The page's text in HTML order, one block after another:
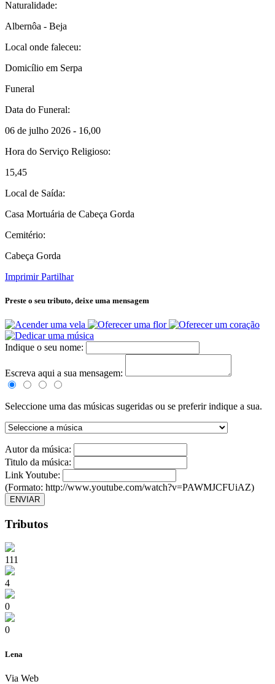
Naturalidade:
Albernôa - Beja
Local onde faleceu:
Domicílio em Serpa
Funeral
Data do Funeral:
06 de julho 2026 - 16,00
Hora do Serviço Religioso:
15,45
Local de Saída:
Casa Mortuária de Cabeça Gorda
Cemitério:
Cabeça Gorda
Imprimir Partilhar
Preste o seu tributo, deixe uma mensagem
Indique o seu nome:
Escreva aqui a sua mensagem:
Seleccione uma das músicas sugeridas ou se preferir indique a sua.
Autor da música:
Titulo da música:
Link Youtube:
(Formato: http://www.youtube.com/watch?v=PAWMJCFUiAZ)
ENVIAR
Tributos
111
4
0
0
Lena
Via Web